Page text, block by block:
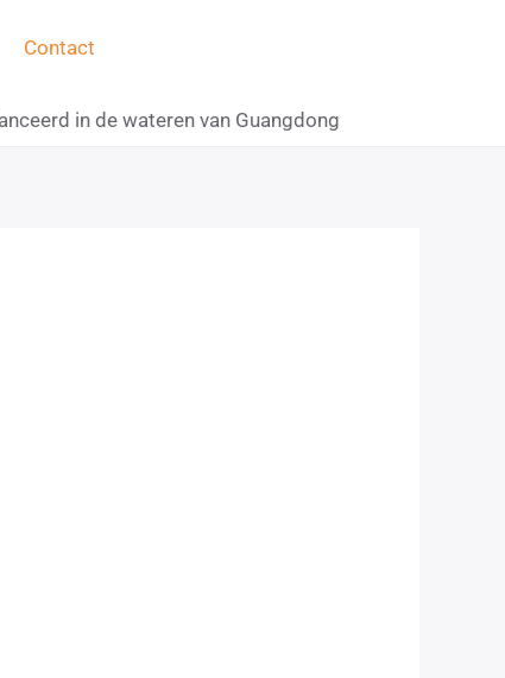
Contact
in de wateren van Guangdong